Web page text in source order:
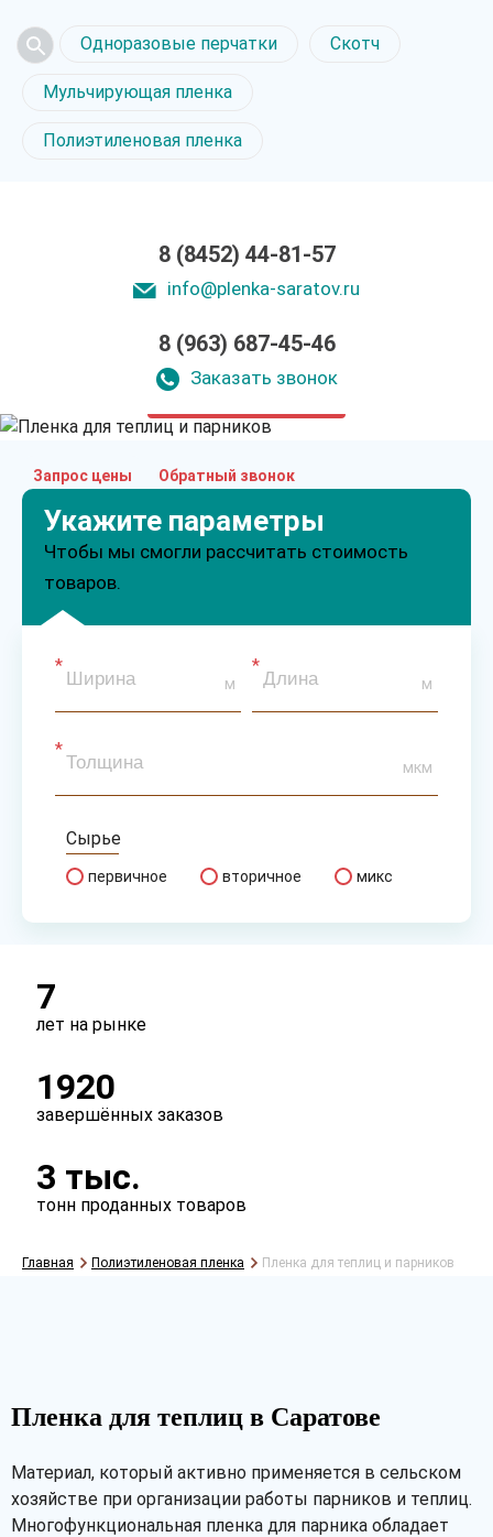
Одноразовые перчатки Скотч
Мульчирующая пленка
Полиэтиленовая пленка
8 (8452) 44-81-57
info@plenka-saratov.ru
8 (963) 687-45-46
Заказать звонок
Пленка для теплиц
и парников в Саратове
Запрос цены Обратный звонок
Укажите параметры
Чтобы мы смогли рассчитать стоимость
товаров.
м м
мкм
Сырье
первичное вторичное микс
7
лет на рынке
1920
завершённых заказов
3 тыс.
тонн проданных товаров
Главная Полиэтиленовая пленка Пленка для теплиц и парников
Пленка для теплиц в Саратове
Материал, который активно применяется в сельском
хозяйстве при организации работы парников и теплиц.
Многофункциональная пленка для парника обладает